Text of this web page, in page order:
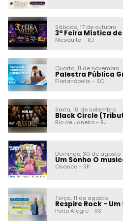
Sábado, 17 de outubro
3ª Feira Mística
Mesquita - RJ
Quarta, 11 de novembro
Palestra Pública
Florianópolis - SC
Sexta, 18 de setembro
Black Circle
Rio de Janeiro- RJ
Domingo, 30 de agosto
Um Sonho O
Osasco- SP
Terça, 11 de agosto
Respire Rock -
Porto Alegre- RS